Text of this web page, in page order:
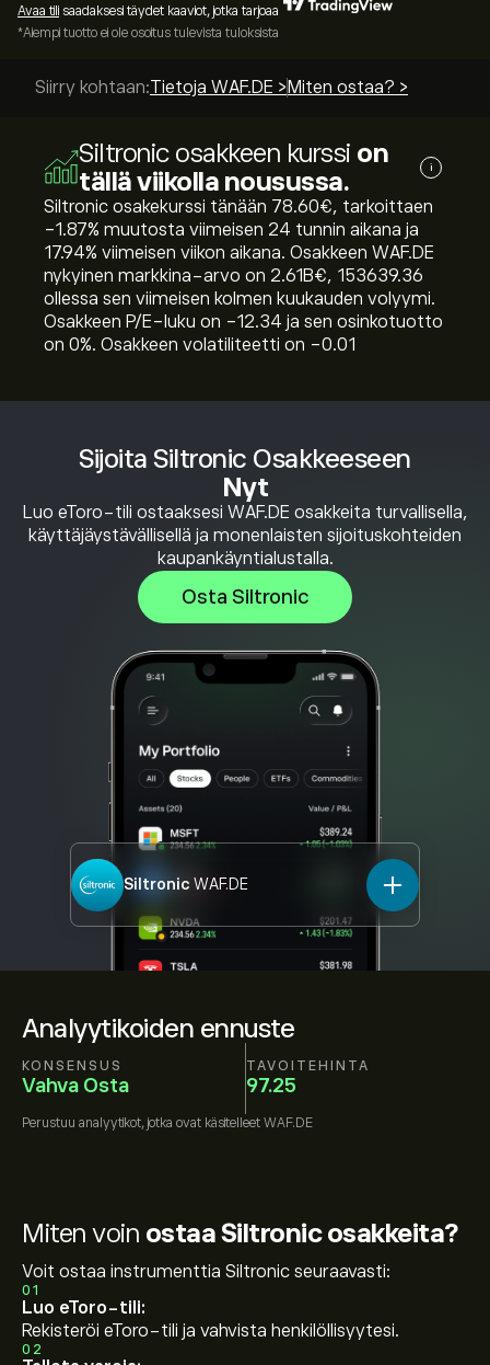
Analyytikoiden ennuste
KONSENSUS
Vahva Osta
TAVOITEHINTA
97.25
Perustuu analyytikot, jotka ovat käsitelleet WAF.DE
Sijoita Siltronic Osakkeeseen
Nyt
Luo eToro-tili ostaaksesi WAF.DE osakkeita turvallisella,
käyttäjäystävällisellä ja monenlaisten sijoituskohteiden
kaupankäyntialustalla.
Osta Siltronic
Siltronic WAF.DE
Avaa tili saadaksesi täydet kaaviot, jotka tarjoaa
*Aiempi tuotto ei ole osoitus tulevista tuloksista
Siirry kohtaan:Tietoja WAF.DE > Miten ostaa? >
Siltronic osakkeen kurssi on
tällä viikolla nousussa.
i
Siltronic osakekurssi tänään 78.60‎€‎, tarkoittaen
‎-1.87‎% muutosta viimeisen 24 tunnin aikana ja
‎17.94‎% viimeisen viikon aikana. Osakkeen WAF.DE
nykyinen markkina-arvo on 2.61B‎€‎, 153639.36
ollessa sen viimeisen kolmen kuukauden volyymi.
Osakkeen P/E-luku on -12.34 ja sen osinkotuotto
on 0%. Osakkeen volatiliteetti on -0.01
Miten voin ostaa Siltronic osakkeita?
Voit ostaa instrumenttia Siltronic seuraavasti:
01
Luo eToro-tili:
Rekisteröi eToro-tili ja vahvista henkilöllisyytesi.
02